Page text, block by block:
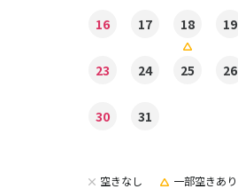
16 17 18 19
23 24 25 26
30 31
空きなし 一部空きあり